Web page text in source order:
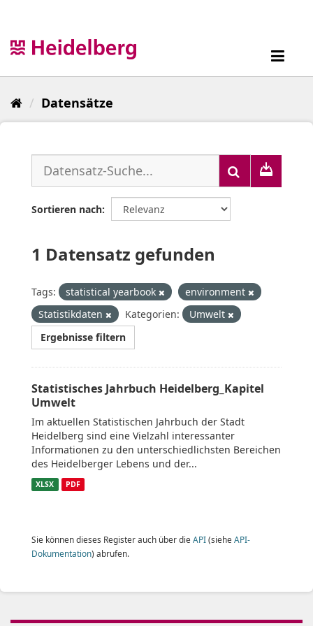
Datensätze
Sortieren nach
1 Datensatz gefunden
Tags: statistical yearbook
environment
Statistikdaten
Kategorien:
Umwelt
Ergebnisse filtern
Statistisches Jahrbuch Heidelberg_Kapitel
Umwelt
Im aktuellen Statistischen Jahrbuch der Stadt
Heidelberg sind eine Vielzahl interessanter
Informationen zu den unterschiedlichsten Bereichen
des Heidelberger Lebens und der...
XLSX PDF
Sie können dieses Register auch über die API(siehe API-
Dokumentation) abrufen.